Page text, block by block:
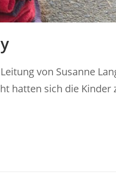
von Susanne
hatten sich die